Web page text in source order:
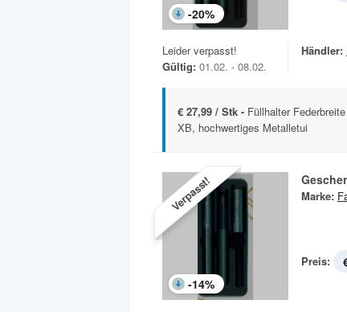
-20%
Leider verpasst!
Gültig: 01.02. - 08.02.
Händler:
€ 27,99 / Stk - Füllhalter
XB, hochwertiges Metalletui
Verpasst!
-14%
Marke:
Preis: